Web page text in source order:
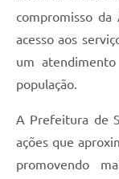
compromisso da
acesso aos
um
população.
A Prefeitura de
ações que
promovendo